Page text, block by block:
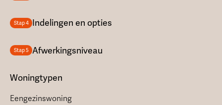
Stap 4 Indelingen en opties
Stap 5 Afwerkingsniveau
Woningtypen
Eengezinswoning